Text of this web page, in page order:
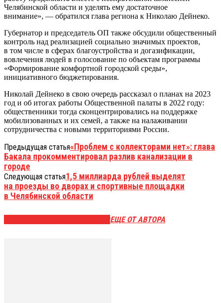
Челябинской области и уделять ему достаточное
внимание», — обратился глава региона к Николаю Дейнеко.
Губернатор и председатель ОП также обсудили общественный
контроль над реализацией социально значимых проектов,
в том числе в сферах благоустройства и догазификации,
вовлечения людей в голосование по объектам программы
«Формирование комфортной городской среды»,
инициативного бюджетирования.
Николай Дейнеко в свою очередь рассказал о планах на 2023
год и об итогах работы Общественной палаты в 2022 году:
общественники тогда сконцентрировались на поддержке
мобилизованных и их семей, а также на налаживании
сотрудничества с новыми территориями России.
Предыдущая статья«Проблем с коллекторами нет»: глава
Бакала прокомментировал разлив канализации в
городе
Следующая статья1,5 миллиарда рублей выделят
на проезды во дворах и спортивные площадки
в Челябинской области
ЕЩЕ ОТ АВТОРА